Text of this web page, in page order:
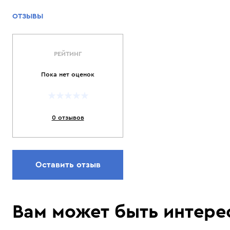
ОТЗЫВЫ
РЕЙТИНГ
Пока нет оценок
0 отзывов
Оставить отзыв
Вам может быть